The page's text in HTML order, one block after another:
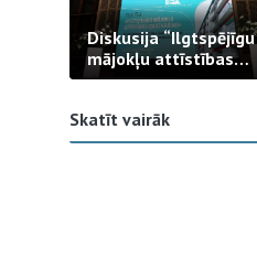
Diskusija “Ilgtspējīgu
mājokļu attīstības
izaicinājums”
Skatīt vairāk